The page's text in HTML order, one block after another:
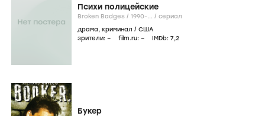
Психи полицейские
Broken Badges / 1990-... / сериал
драма, криминал / США
зрители: – film.ru: – IMDb: 7,2
Букер